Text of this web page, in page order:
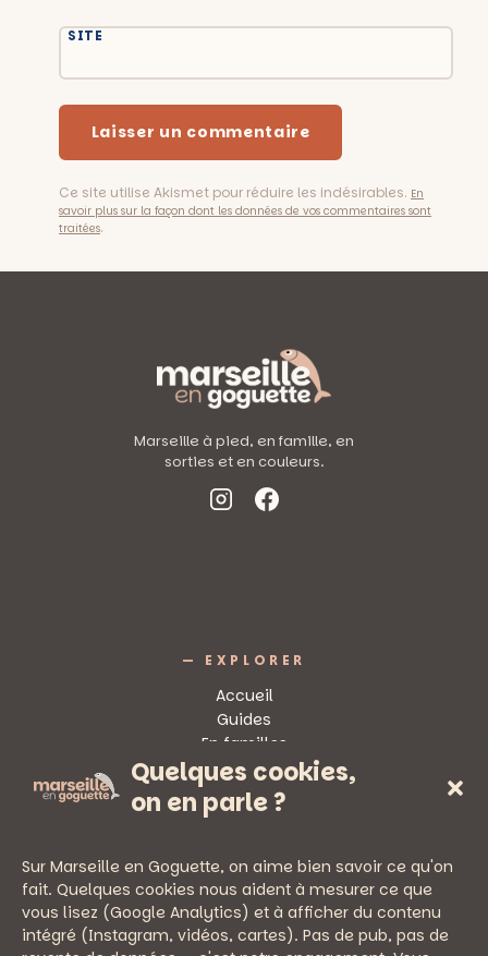
Quelques cookies,
on en parle ?
Sur Marseille en Goguette, on aime bien savoir ce qu'on
fait. Quelques cookies nous aident à mesurer ce que
vous lisez (Google Analytics) et à afficher du contenu
intégré (Instagram, vidéos, cartes). Pas de pub, pas de
SITE
Ce site utilise Akismet pour réduire les indésirables. En
savoir plus sur la façon dont les données de vos commentaires sont
traitées.
Marseille à pied, en famille, en
sorties et en couleurs.
— EXPLORER
Accueil
Guides
En familles
Sorties
— PRATIQUE
Newsletter